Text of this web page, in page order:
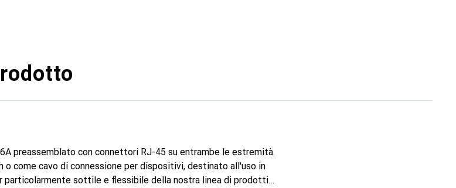
preassemblato con connettori RJ-45 su entrambe le estremità.
come cavo di connessione per dispositivi, destinato all'uso in
particolarmente sottile e flessibile della nostra linea di prodotti